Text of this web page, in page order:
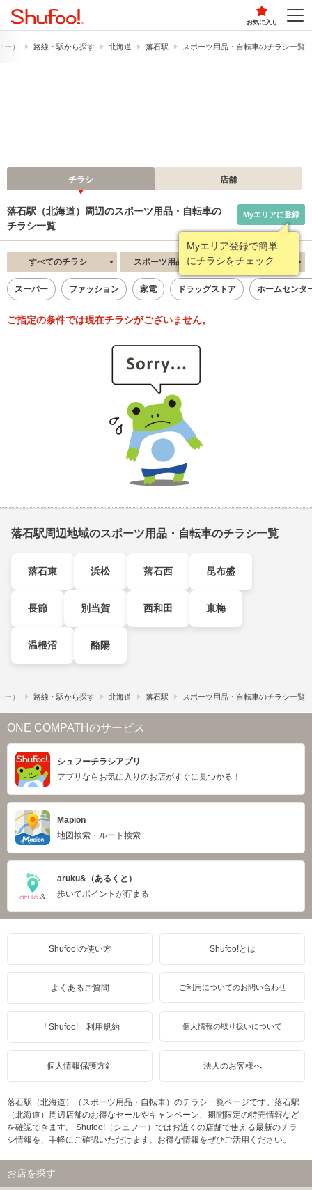
お気に入り
） 路線・駅から探す 北海道 落石駅 スポーツ用品・自転車のチラシ一覧
チラシ 店舗
落石駅（北海道）周辺のスポーツ用品・自転車の
チラシ一覧
Myエリア登録で簡単
にチラシをチェック
Myエリアに登録
すべてのチラシ スポーツ用品・自転車 新着順
スーパー ファッション 家電 ドラッグストア ホームセンタ
ご指定の条件では現在チラシがございません。
落石駅周辺地域のスポーツ用品・自転車のチラシ一覧
落石東 浜松 落石西 昆布盛
長節 別当賀 西和田 東梅
温根沼 酪陽
） 路線・駅から探す 北海道 落石駅 スポーツ用品・自転車のチラシ一覧
ONE COMPATHのサービス
シュフーチラシアプリ
アプリならお気に入りのお店がすぐに見つかる！
Mapion
地図検索・ルート検索
aruku&（あるくと）
歩いてポイントが貯まる
Shufoo!の使い方 Shufoo!とは
よくあるご質問 ご利用についてのお問い合わせ
「Shufoo!」利用規約 個人情報の取り扱いについて
個人情報保護方針 法人のお客様へ
落石駅（北海道）（スポーツ用品・自転車）のチラシ一覧ページです。落石駅
（北海道）周辺店舗のお得なセールやキャンペーン、期間限定の特売情報など
を確認できます。 Shufoo!（シュフー）ではお近くの店舗で使える最新のチラ
シ情報を、手軽にご確認いただけます。お得な情報をぜひご活用ください。
お店を探す